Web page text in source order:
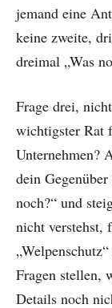
jemand eine
keine zweite,
dreimal „Was
Frage drei,
wichtigster Rat
Unternehmen?
dein
noch?“ und
nicht verstehst,
Fragen stellen,
Details noch